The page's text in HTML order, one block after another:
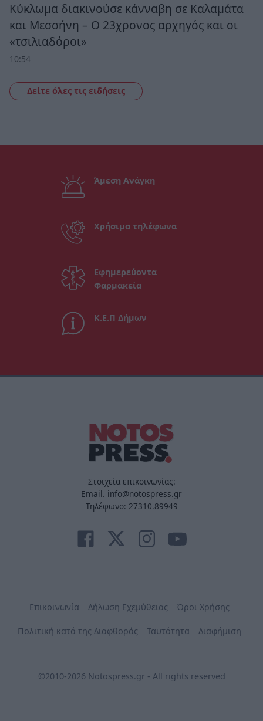
Κύκλωμα διακινούσε κάνναβη σε Καλαμάτα
και Μεσσήνη – Ο 23χρονος αρχηγός και οι
«τσιλιαδόροι»
10:54
Δείτε όλες τις ειδήσεις
Άμεση Ανάγκη
Χρήσιμα τηλέφωνα
Εφημερεύοντα
Φαρμακεία
Κ.Ε.Π Δήμων
Στοιχεία επικοινωνίας:
Email. info@notospress.gr
Τηλέφωνο: 27310.89949
Επικοινωνία Δήλωση Εχεμύθειας Όροι Χρήσης
Πολιτική κατά της Διαφθοράς Ταυτότητα Διαφήμιση
©2010-2026 Notospress.gr - All rights reserved